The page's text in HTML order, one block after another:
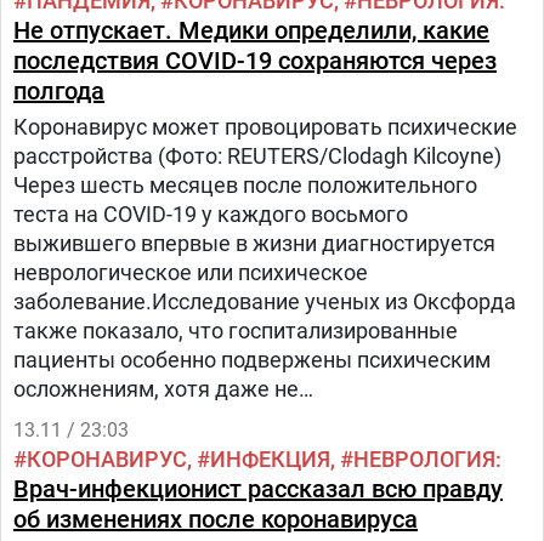
Не отпускает. Медики определили, какие
последствия COVID-19 сохраняются через
полгода
Коронавирус может провоцировать психические
расстройства (Фото: REUTERS/Clodagh Kilcoyne)
Через шесть месяцев после положительного
теста на COVID-19 у каждого восьмого
выжившего впервые в жизни диагностируется
неврологическое или психическое
заболевание.Исследование ученых из Оксфорда
также показало, что госпитализированные
пациенты особенно подвержены психическим
осложнениям, хотя даже не
госпитализированные столкнулись с
повышенным риском таких проблем, как
депрессия и инсульт.Результаты,
13.11 / 23:03
КОРОНАВИРУС ИНФЕКЦИЯ НЕВРОЛОГИЯ
Врач-инфекционист рассказал всю правду
об изменениях после коронавируса